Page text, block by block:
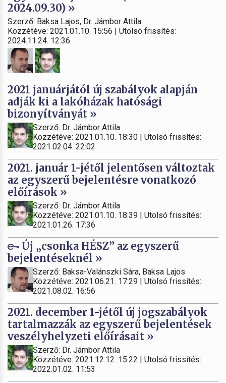
2024.09.30) »
Szerző: Baksa Lajos, Dr. Jámbor Attila
Közzétéve: 2021.01.10. 15:56 | Utolsó frissítés:
2024.11.24. 12:36
2021 januárjától új szabályok alapján
adják ki a lakóházak hatósági
bizonyítványát »
Szerző: Dr. Jámbor Attila
Közzétéve: 2021.01.10. 18:30 | Utolsó frissítés:
2021.02.04. 22:02
2021. január 1-jétől jelentősen változtak
az egyszerű bejelentésre vonatkozó
előírások »
Szerző: Dr. Jámbor Attila
Közzétéve: 2021.01.10. 18:39 | Utolsó frissítés:
2021.01.26. 17:36
Új „csonka HÉSZ” az egyszerű
bejelentéseknél »
Szerző: Baksa-Valánszki Sára, Baksa Lajos
Közzétéve: 2021.06.21. 17:29 | Utolsó frissítés:
2021.08.02. 16:56
2021. december 1-jétől új jogszabályok
tartalmazzák az egyszerű bejelentések
veszélyhelyzeti előírásait »
Szerző: Dr. Jámbor Attila
Közzétéve: 2021.12.12. 15:22 | Utolsó frissítés:
2022.01.02. 11:53